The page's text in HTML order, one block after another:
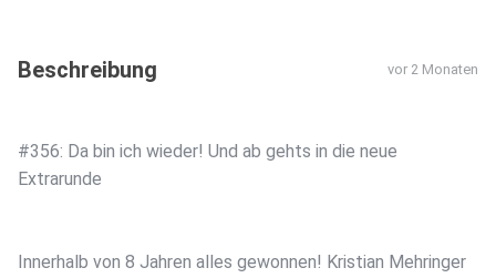
Beschreibung vor 2 Monaten
#356: Da bin ich wieder! Und ab gehts in die neue
Extrarunde
Innerhalb von 8 Jahren alles gewonnen! Kristian Mehringer